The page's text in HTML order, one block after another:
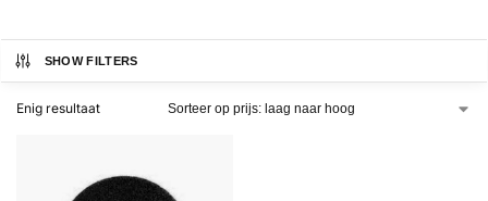
SHOW FILTERS
Enig resultaat